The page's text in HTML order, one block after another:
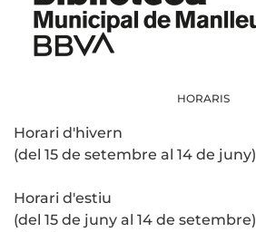
HORARIS
Horari d'hivern
(del 15 de setembre al 14 de juny)
Horari d'estiu
(del 15 de juny al 14 de setembre)